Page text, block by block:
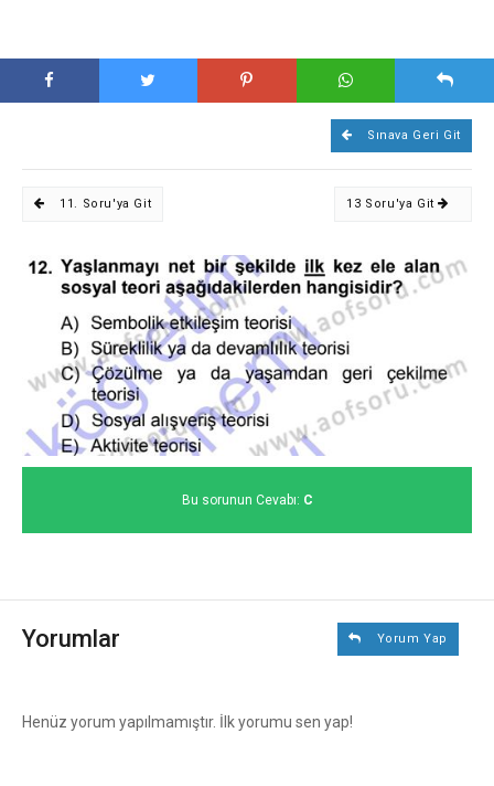
Sınava Geri Git
11. Soru'ya Git 13 Soru'ya Git
Bu sorunun Cevabı: C
Yorumlar Yorum Yap
Henüz yorum yapılmamıştır. İlk yorumu sen yap!